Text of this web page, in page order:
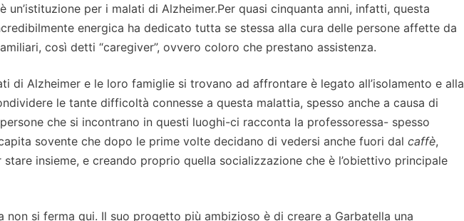
un’istituzione per i malati di Alzheimer.Per quasi cinquanta anni, infatti, questa
energica ha dedicato tutta se stessa alla cura delle persone affette da
così detti “caregiver”, ovvero coloro che prestano assistenza.
di Alzheimer e le loro famiglie si trovano ad affrontare è legato all’isolamento e alla
le tante difficoltà connesse a questa malattia, spesso anche a causa di
che si incontrano in questi luoghi-ci racconta la professoressa- spesso
sovente che dopo le prime volte decidano di vedersi anche fuori dal caffè,
insieme, e creando proprio quella socializzazione che è l’obiettivo principale
non si ferma qui. Il suo progetto più ambizioso è di creare a Garbatella una